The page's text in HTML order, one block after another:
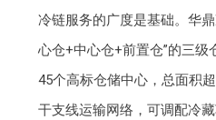
冷链服务的广度是基础。华
心仓+中心仓+前置仓”的三级
45个高标仓储中心，总面积
干支线运输网络，可调配冷